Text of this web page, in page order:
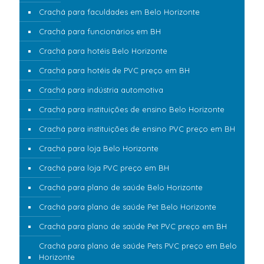
Crachá para faculdades em Belo Horizonte
Crachá para funcionários em BH
Crachá para hotéis Belo Horizonte
Crachá para hotéis de PVC preço em BH
Crachá para indústria automotiva
Crachá para instituições de ensino Belo Horizonte
Crachá para instituições de ensino PVC preço em BH
Crachá para loja Belo Horizonte
Crachá para loja PVC preço em BH
Crachá para plano de saúde Belo Horizonte
Crachá para plano de saúde Pet Belo Horizonte
Crachá para plano de saúde Pet PVC preço em BH
Crachá para plano de saúde Pets PVC preço em Belo
Horizonte